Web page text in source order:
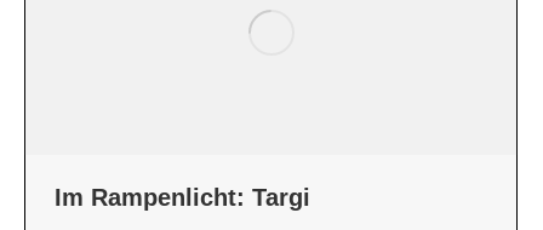
Im Rampenlicht: Targi